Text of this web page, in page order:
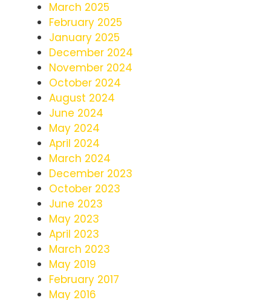
March 2025
February 2025
January 2025
December 2024
November 2024
October 2024
August 2024
June 2024
May 2024
April 2024
March 2024
December 2023
October 2023
June 2023
May 2023
April 2023
March 2023
May 2019
February 2017
May 2016